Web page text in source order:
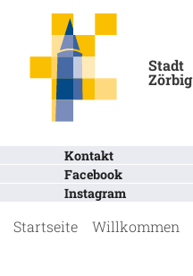
Stadt
Zörbig
Kontakt
Facebook
Instagram
Startseite Willkommen